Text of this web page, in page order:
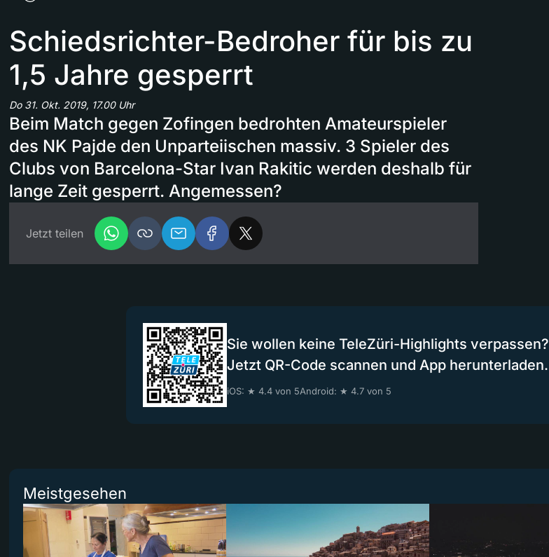
Schiedsrichter-Bedroher für bis zu
1,5 Jahre gesperrt
Do 31. Okt. 2019, 17.00 Uhr
Beim Match gegen Zofingen bedrohten Amateurspieler
des NK Pajde den Unparteiischen massiv. 3 Spieler des
Clubs von Barcelona-Star Ivan Rakitic werden deshalb für
lange Zeit gesperrt. Angemessen?
Jetzt teilen
Sie wollen keine TeleZüri-Highlights verpassen?
Jetzt QR-Code scannen und App herunterladen.
iOS: ★ 4.4 von 5Android: ★ 4.7 von 5
Meistgesehen